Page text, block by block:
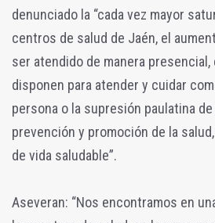
denunciado la “cada vez mayor
centros de salud de Jaén, el
ser atendido de manera
disponen para atender y cuidar
persona o la supresión paulatina
prevención y promoción de la
de vida saludable”.
Aseveran: “Nos encontramos en